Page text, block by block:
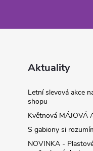
Aktuality
Letní slevová akce
shopu
Květnová MÁJOVÁ
S gabiony si
NOVINKA -